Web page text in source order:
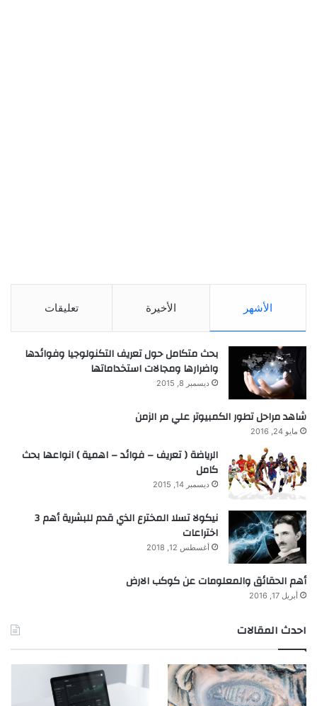
الأشهر الأخيرة تعليقات
بحث متكامل حول تعريف التكنولوجيا وفوائدها
واضرارها ومجالات استخداماتها
ديسمبر 8, 2015
شاهد مراحل تطور الكمبيوتر علي مر الزمن
مايو 24, 2016
الرياضة ( تعريف – فوائد – اهمية ) انواعها بحث
كامل
ديسمبر 14, 2015
نيكولا تسلا المخترع الذي قدم للبشرية أهم 3
اختراعات
أغسطس 12, 2018
أهم الحقائق والمعلومات عن كوكب الارض
أبريل 17, 2016
احدث المقالات